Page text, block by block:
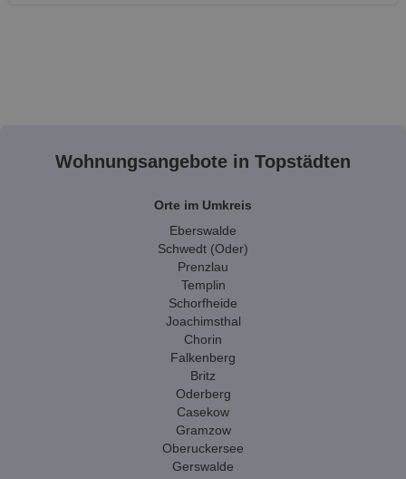
Wohnungsangebote in Topstädten
Orte im Umkreis
Eberswalde
Schwedt (Oder)
Prenzlau
Templin
Schorfheide
Joachimsthal
Chorin
Falkenberg
Britz
Oderberg
Casekow
Gramzow
Oberuckersee
Gerswalde